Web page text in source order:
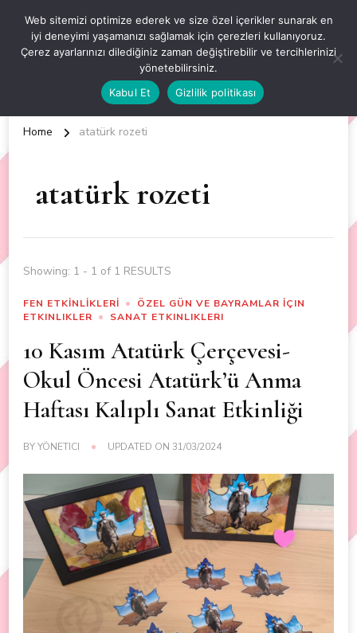
OKUL ÖNCESİ ETKİNLİKLER
EN YENİ VE ÖZGÜN OKUL ÖNCESİ ETKİNLİKLERİ
Home atatürk rozeti
atatürk rozeti
Showing: 1 - 1 of 1 RESULTS
FEN ETKİNLİKLERİ
ÖZEL GÜN VE BAYRAMLAR İÇIN
ETKINLIKLER
SANAT ETKINLIKLERI
10 Kasım Atatürk Çerçevesi-
Okul Öncesi Atatürk’ü Anma
Haftası Kalıplı Sanat Etkinliği
BYYÖNETICI UPDATED ON 31/03/2024
Web sitemizi optimize ederek ve size özel içerikler sunarak en
iyi deneyimi yaşamanızı sağlamak için çerezleri kullanıyoruz.
Çerez ayarlarınızı dilediğiniz zaman değiştirebilir ve tercihlerinizi
yönetebilirsiniz.
Kabul Et
Gizlilik politikası